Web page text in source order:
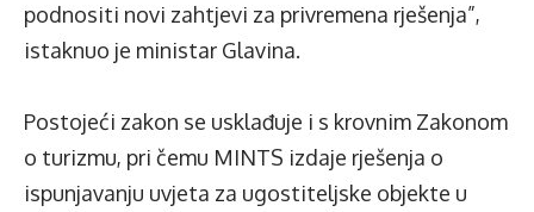
podnositi novi zahtjevi za privremena rješenja”,
istaknuo je ministar Glavina.
Postojeći zakon se usklađuje i s krovnim Zakonom
o turizmu, pri čemu MINTS izdaje rješenja o
ispunjavanju uvjeta za ugostiteljske objekte u